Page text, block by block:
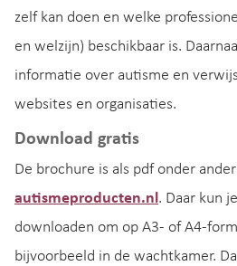
zelf kan doen en welke
en welzijn) beschikbaar is.
informatie over autisme en
websites en organisaties.
Download gratis
De brochure is als pdf onder
autismeproducten.nl . Daar kun
downloaden om op A3- of A4-
bijvoorbeeld in de wachtkamer.